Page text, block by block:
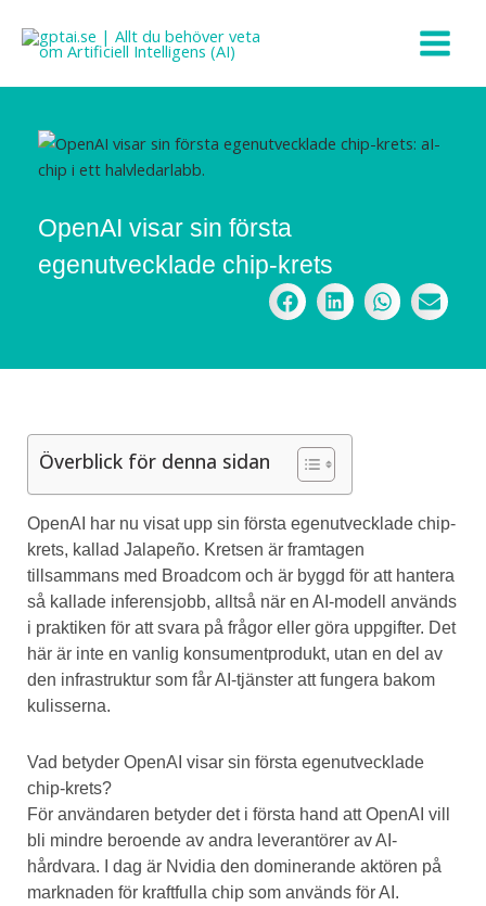
innehåll
OpenAI visar sin första
egenutvecklade chip-krets
Överblick för denna sidan
OpenAI har nu visat upp sin första egenutvecklade chip-
krets, kallad Jalapeño. Kretsen är framtagen
tillsammans med Broadcom och är byggd för att hantera
så kallade inferensjobb, alltså när en AI-modell används
i praktiken för att svara på frågor eller göra uppgifter. Det
här är inte en vanlig konsumentprodukt, utan en del av
den infrastruktur som får AI-tjänster att fungera bakom
kulisserna.
Vad betyder OpenAI visar sin första egenutvecklade
chip-krets?
För användaren betyder det i första hand att OpenAI vill
bli mindre beroende av andra leverantörer av AI-
hårdvara. I dag är Nvidia den dominerande aktören på
marknaden för kraftfulla chip som används för AI.